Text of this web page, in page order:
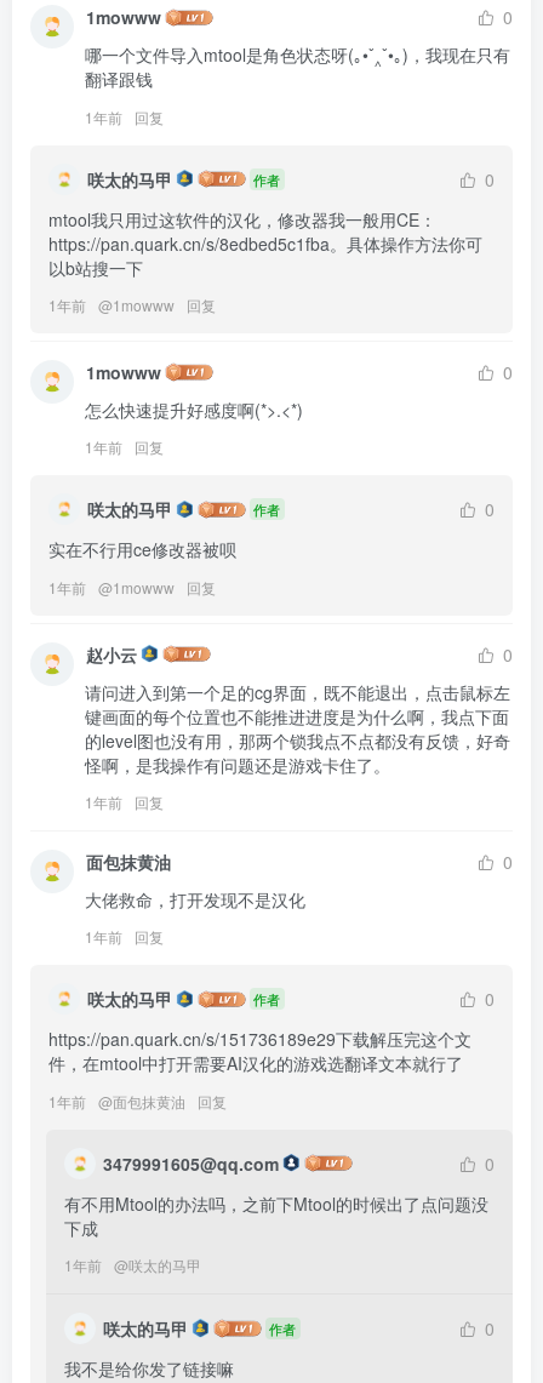
1mowww
0
哪一个文件导入mtool是角色状态呀(｡•ˇ‸ˇ•｡)，我现在只有
翻译跟钱
1年前 回复
咲太的马甲 作者
0
mtool我只用过这软件的汉化，修改器我一般用CE：
https://pan.quark.cn/s/8edbed5c1fba。具体操作方法你可
以b站搜一下
1年前 @1mowww 回复
1mowww
0
怎么快速提升好感度啊(*>.<*)
1年前 回复
咲太的马甲 作者
0
实在不行用ce修改器被呗
1年前 @1mowww 回复
赵小云
0
请问进入到第一个足的cg界面，既不能退出，点击鼠标左
键画面的每个位置也不能推进进度是为什么啊，我点下面
的level图也没有用，那两个锁我点不点都没有反馈，好奇
怪啊，是我操作有问题还是游戏卡住了。
1年前 回复
面包抹黄油
0
大佬救命，打开发现不是汉化
1年前 回复
咲太的马甲 作者
0
https://pan.quark.cn/s/151736189e29下载解压完这个文
件，在mtool中打开需要AI汉化的游戏选翻译文本就行了
1年前 @面包抹黄油 回复
3479991605@qq.com
0
有不用Mtool的办法吗，之前下Mtool的时候出了点问题没
下成
1年前 @咲太的马甲
咲太的马甲 作者
0
我不是给你发了链接嘛